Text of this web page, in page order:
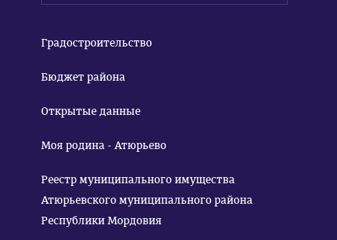
Градостроительство
Бюджет района
Открытые данные
Моя родина - Атюрьево
Реестр муниципального имущества
Атюрьевского муниципального района
Республики Мордовия